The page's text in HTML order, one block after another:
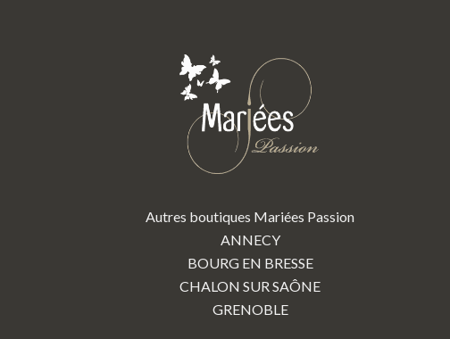
Autres boutiques Mariées Passion
ANNECY
BOURG EN BRESSE
CHALON SUR SAÔNE
GRENOBLE